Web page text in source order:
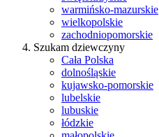
warmińsko-mazurskie
wielkopolskie
zachodniopomorskie
Szukam dziewczyny
Cała Polska
dolnośląskie
kujawsko-pomorskie
lubelskie
lubuskie
łódzkie